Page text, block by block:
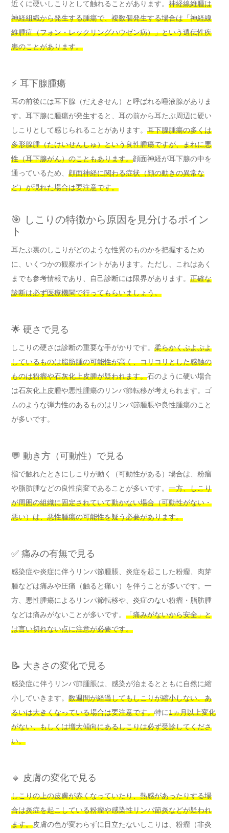
近くに硬いしこりとして触れることがあります。 神経線維腫は
神経組織から発生する腫瘍で、複数個発生する場合は「神経線
維腫症（フォン・レックリングハウゼン病）」という遺伝性疾
患のことがあります。
⚡ 耳下腺腫瘍
耳の前後には耳下腺（だえきせん）と呼ばれる唾液腺がありま
す。耳下腺に腫瘍が発生すると、耳の前から耳たぶ周辺に硬い
しこりとして感じられることがあります。 耳下腺腫瘍の多くは
多形腺腫（たけいせんしゅ）という良性腫瘍ですが、まれに悪
性（耳下腺がん）のこともあります。顔面神経が耳下腺の中を
通っているため、 顔面神経に関わる症状（顔の動きの異常な
ど）が現れた場合は要注意です。
🎯 しこりの特徴から原因を見分けるポイン
ト
耳たぶ裏のしこりがどのような性質のものかを把握するため
に、いくつかの観察ポイントがあります。ただし、これはあく
までも参考情報であり、自己診断には限界があります。 正確な
診断は必ず医療機関で行ってもらいましょう。
🌟 硬さで見る
しこりの硬さは診断の重要な手がかりです。 柔らかくぷよぷよ
しているものは脂肪腫の可能性が高く、コリコリとした感触の
ものは粉瘤や石灰化上皮腫が疑われます。石のように硬い場合
は石灰化上皮腫や悪性腫瘍のリンパ節転移が考えられます。ゴ
ムのような弾力性のあるものはリンパ節腫脹や良性腫瘍のこと
が多いです。
💬 動き方（可動性）で見る
指で触れたときにしこりが動く（可動性がある）場合は、粉瘤
や脂肪腫などの良性病変であることが多いです。 一方、しこり
が周囲の組織に固定されていて動かない場合（可動性がない・
悪い）は、悪性腫瘍の可能性を疑う必要があります。
✅ 痛みの有無で見る
感染症や炎症に伴うリンパ節腫脹、炎症を起こした粉瘤、肉芽
腫などは痛みや圧痛（触ると痛い）を伴うことが多いです。一
方、悪性腫瘍によるリンパ節転移や、炎症のない粉瘤・脂肪腫
などは痛みがないことが多いです。 「痛みがないから安全」と
は言い切れない点に注意が必要です。
📝 大きさの変化で見る
感染症に伴うリンパ節腫脹は、感染が治まるとともに自然に縮
小していきます。 数週間が経過してもしこりが縮小しない、あ
るいは大きくなっている場合は要注意です。特に1ヵ月以上変化
がない、もしくは増大傾向にあるしこりは必ず受診してくださ
い。
🔸 皮膚の変化で見る
しこりの上の皮膚が赤くなっていたり、熱感があったりする場
合は炎症を起こしている粉瘤や感染性リンパ節炎などが疑われ
ます。皮膚の色が変わらずに目立たないしこりは、粉瘤（非炎